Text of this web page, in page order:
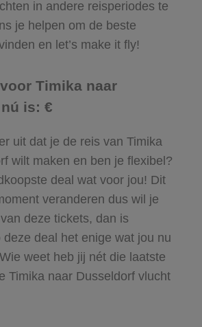
in andere reisperiodes te
je helpen om de beste
en let’s make it fly!
Timika naar
is: €
uit dat je de reis van Timika
wilt maken en ben je flexibel?
deal wat voor jou! Dit
veranderen dus wil je
deze tickets, dan is
deze deal het enige wat jou nu
weet heb jij nét die laatste
Timika naar Dusseldorf vlucht